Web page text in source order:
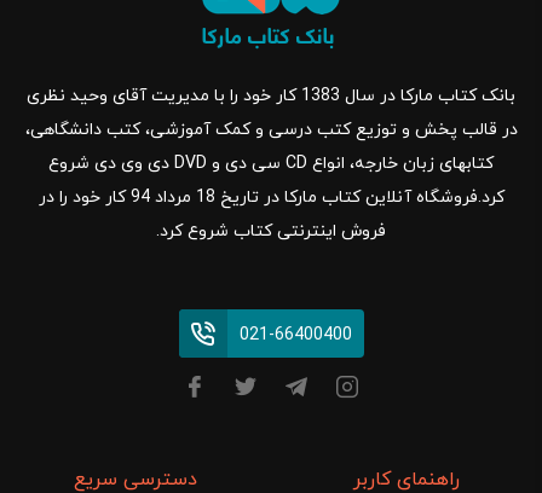
بانک کتاب مارکا در سال 1383 کار خود را با مدیریت آقای وحید نظری
در قالب پخش و توزیع کتب درسی و کمک آموزشی، کتب دانشگاهی،
کتابهای زبان خارجه، انواع CD سی دی و DVD دی وی دی شروع
کرد.فروشگاه آنلاین کتاب مارکا در تاریخ 18 مرداد 94 کار خود را در
فروش اینترنتی کتاب شروع کرد.
021-66400400
راهنمای کاربر دسترسی سریع